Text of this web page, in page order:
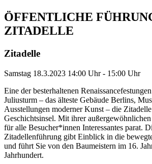
ÖFFENTLICHE
ZITADELLE
Zitadelle
Samstag 18.3.2023 14:00 Uhr - 15:00 Uhr
Eine der besterhaltenen
Juliusturm – das älteste Gebäude Berlins,
Ausstellungen moderner Kunst – die
Geschichtsinsel. Mit ihrer
für alle Besucher*innen Interessantes parat.
Zitadellenführung gibt Einblick in die
und führt Sie von den Baumeistern im 16.
Jahrhundert.